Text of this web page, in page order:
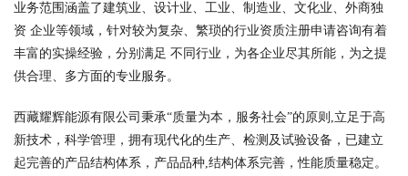
业务范围涵盖了建筑业、设计业、工业、制造业、文化业、外商独
资 企业等领域，针对较为复杂、繁琐的行业资质注册申请咨询有着
丰富的实操经验，分别满足 不同行业，为各企业尽其所能，为之提
供合理、多方面的专业服务。
西藏耀辉能源有限公司秉承“质量为本，服务社会”的原则,立足于高
新技术，科学管理，拥有现代化的生产、检测及试验设备，已建立
起完善的产品结构体系，产品品种,结构体系完善，性能质量稳定。